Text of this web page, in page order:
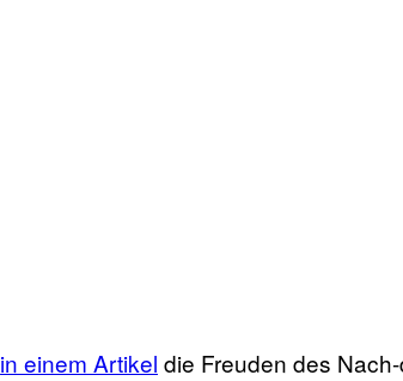
in einem Artikel die Freuden des